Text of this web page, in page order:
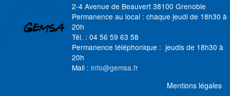
2-4 Avenue de Beauvert 38100 Grenoble
Permanence au local : chaque jeudi de 18h30 à
20h
Tél. : 04 56 59 63 58
Permanence téléphonique : jeudis de 18h30 à
20h
Mail : info@gemsa.fr
Mentions légales